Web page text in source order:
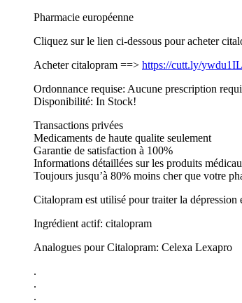
Pharmacie européenne
Cliquez sur le lien ci-dessous pour acheter
Acheter citalopram ==> https://cutt.ly/
Ordonnance requise: Aucune prescription
Disponibilité: In Stock!
Transactions privées
Medicaments de haute qualite seulement
Garantie de satisfaction à 100%
Informations détaillées sur les produits
Toujours jusqu’à 80% moins cher que votre
Citalopram est utilisé pour traiter la
Ingrédient actif: citalopram
Analogues pour Citalopram: Celexa Lexapro
.
.
.